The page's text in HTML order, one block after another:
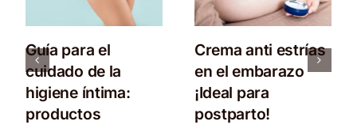
Guía para el
cuidado de la
higiene íntima:
productos
Crema anti estrías
en el embarazo
¡Ideal para
postparto!